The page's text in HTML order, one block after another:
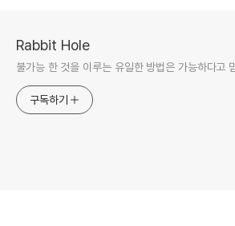
Rabbit Hole
불가능 한 것을 이루는 유일한 방법은 가능하다고
구독하기